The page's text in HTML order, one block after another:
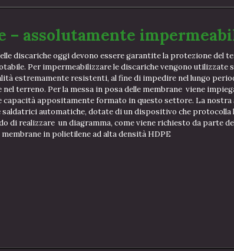
– assolutamente
discariche oggi devono essere garantite la protezione del
Per impermeabilizzare le discariche vengono utilizzate
estremamente resistenti, al fine di impedire nel lungo
nel terreno. Per la messa in posa delle membrane viene
capacità appositamente formato in questo settore. La nostra
saldatrici automatiche, dotate di un dispositivo che protocolla
di realizzare un diagramma, come viene richiesto da parte
in polietilene ad alta densità HDPE